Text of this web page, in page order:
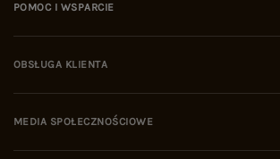
POMOC I WSPARCIE
OBSŁUGA KLIENTA
MEDIA SPOŁECZNOŚCIOWE